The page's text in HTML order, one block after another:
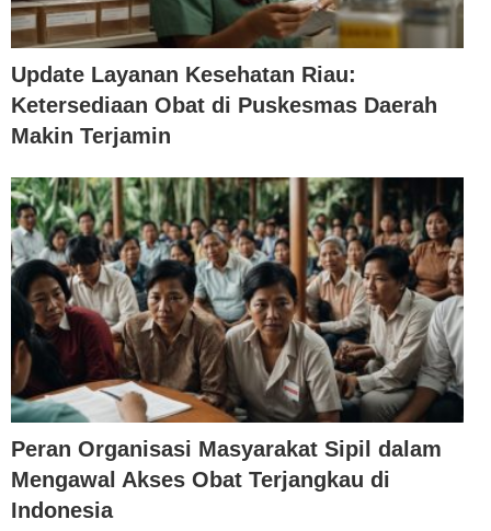
Update Layanan Kesehatan Riau:
Ketersediaan Obat di Puskesmas Daerah
Makin Terjamin
Peran Organisasi Masyarakat Sipil dalam
Mengawal Akses Obat Terjangkau di
Indonesia